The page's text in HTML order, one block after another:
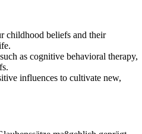
childhood beliefs and their
as cognitive behavioral therapy,
influences to cultivate new,